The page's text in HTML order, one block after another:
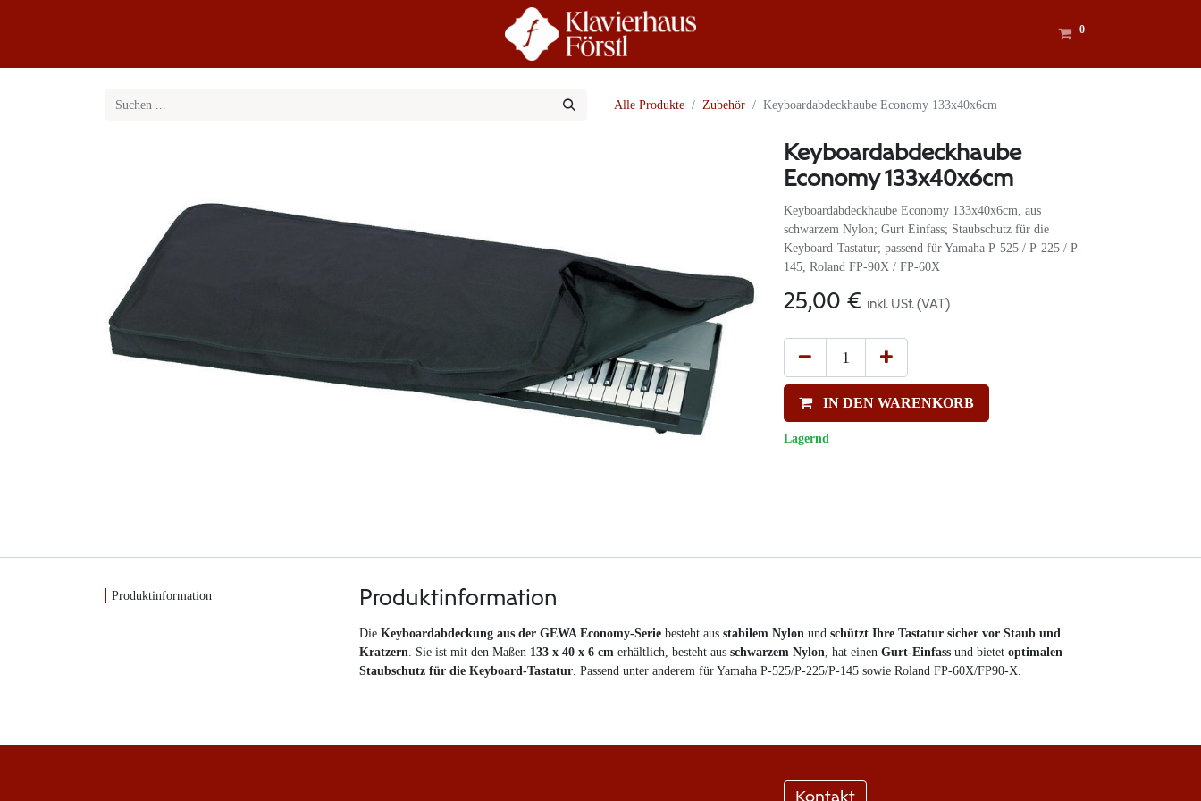
0
Alle Produkte Zubehör Keyboardabdeckhaube Economy 133x40x6cm
Keyboardabdeckhaube
Economy 133x40x6cm
Keyboardabdeckhaube Economy 133x40x6cm, aus
schwarzem Nylon; Gurt Einfass; Staubschutz für die
Keyboard-Tastatur; passend für Yamaha P-525 / P-225 / P-
145, Roland FP-90X / FP-60X
25,00 € inkl. USt. (VAT)
IN DEN WARENKORB
Lagernd
Produktinformation Produktinformation
Die Keyboardabdeckung aus der GEWA Economy-Serie besteht aus stabilem Nylon und schützt Ihre Tastatur sicher vor Staub und
Kratzern. Sie ist mit den Maßen 133 x 40 x 6 cm erhältlich, besteht aus schwarzem Nylon, hat einen Gurt-Einfass und bietet optimalen
Staubschutz für die Keyboard-Tastatur. Passend unter anderem für Yamaha P-525/P-225/P-145 sowie Roland FP-60X/FP90-X.